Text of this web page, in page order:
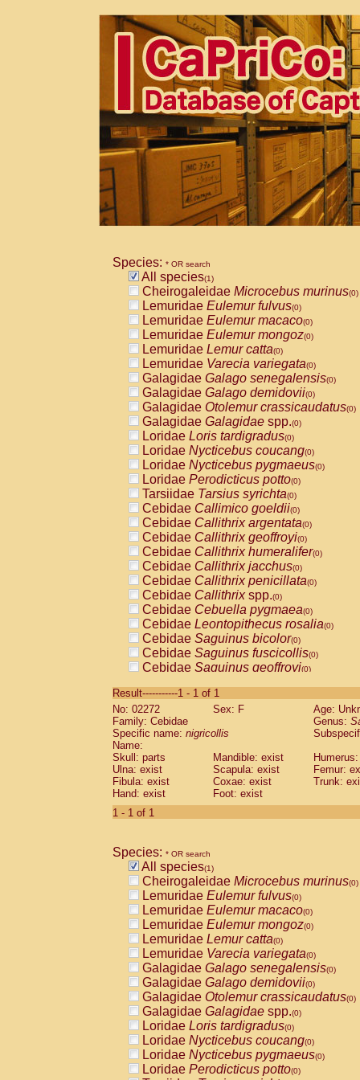
Species: * OR search
All species(1)
Cheirogaleidae Microcebus murinus(0)
Lemuridae Eulemur fulvus(0)
Lemuridae Eulemur macaco(0)
Lemuridae Eulemur mongoz(0)
Lemuridae Lemur catta(0)
Lemuridae Varecia variegata(0)
Galagidae Galago senegalensis(0)
Galagidae Galago demidovii(0)
Galagidae Otolemur crassicaudatus(0)
Galagidae Galagidae spp.(0)
Loridae Loris tardigradus(0)
Loridae Nycticebus coucang(0)
Loridae Nycticebus pygmaeus(0)
Loridae Perodicticus potto(0)
Tarsiidae Tarsius syrichta(0)
Cebidae Callimico goeldii(0)
Cebidae Callithrix argentata(0)
Cebidae Callithrix geoffroyi(0)
Cebidae Callithrix humeralifer(0)
Cebidae Callithrix jacchus(0)
Cebidae Callithrix penicillata(0)
Cebidae Callithrixspp.(0)
Cebidae Cebuella pygmaea(0)
Cebidae Leontopithecus rosalia(0)
Cebidae Saguinus bicolor(0)
Cebidae Saguinus fuscicollis(0)
Cebidae Saguinus geoffroyi(0)
CebidaeSaguinus labiatus(0)
Cebidae Saguinus leucopus (0)
Cebidae
CebidaeSaguinus mystax
Cebidae Saguinus nigricollis (1)
Cebidae Saguinus oedipus
Cebidae Saguinus weddelli
Cebidae Saguinusspp.
Cebidae
CebidaeCebus capucinus
CebidaeCebus nigrivittatus
CebidaeCebus spp.(0)
CebidaeSaimiri boliviensis(0)
CebidaeSaimiri sciureus(0)
AtelidaeAlouatta caraya(0)
AtelidaeAlouatta fusca(0)
AtelidaeAlouatta seniculus(0)
AtelidaeAlouattaspp.(0)
AtelidaeAteles belzebuth(0)
AtelidaeAteles geoffroyi(0)
AtelidaeAteles paniscus(0)
AtelidaeAtelesspp.(0)
AtelidaeLagothrix lagothricha(0)
AtelidaeLagothrix lagothricha cana
PitheciidaeCacajao calvus
Result-----------1 - 1 of 1
No: 02272
Sex: F
Age:
Family: Cebidae
Genus:
Specific name: nigricollis
Name:
Skull: parts
Mandible: exist
Ulna: exist
Scapula: exist
Femur:
Fibula: exist
Coxae: exist
Trunk:
Hand: exist
Foot: exist
1 - 1 of 1
Species: * OR search
All species(1)
Cheirogaleidae Microcebus murinus(0)
Lemuridae Eulemur fulvus(0)
Lemuridae Eulemur macaco(0)
Lemuridae Eulemur mongoz(0)
Lemuridae Lemur catta(0)
Lemuridae Varecia variegata(0)
Galagidae Galago senegalensis(0)
Galagidae Galago demidovii(0)
Galagidae Otolemur crassicaudatus(0)
Galagidae Galagidae spp.(0)
Loridae Loris tardigradus(0)
Loridae Nycticebus coucang(0)
Loridae Nycticebus pygmaeus(0)
Loridae Perodicticus potto(0)